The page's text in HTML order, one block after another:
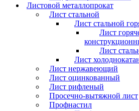
Листовой металлопрокат
Лист стальной
Лист стальной
Лист
Лист
Лист
Лист нержавеющий
Лист оцинкованный
Лист рифленый
Просечно-вытяжной лист
Профнастил